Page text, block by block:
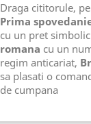
Draga cititorule,
Prima
cu un pret
romana cu un
regim anticariat,
sa plasati o
de cumpana